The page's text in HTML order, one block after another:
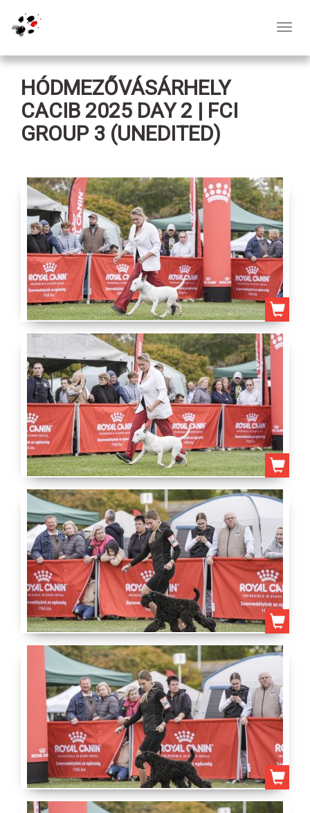
HÓDMEZŐVÁSÁRHELY
CACIB 2025 DAY 2 | FCI
GROUP 3 (UNEDITED)